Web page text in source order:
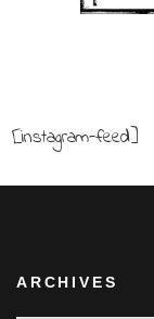
[instagram-feed]
ARCHIVES